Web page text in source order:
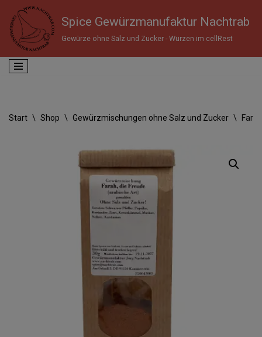
Zum
Inhalt
springen
Spice Gewürzmanufaktur Nachtrab
Gewürze ohne Salz und Zucker - Würzen im cellRest
Start \ Shop \ Gewürzmischungen ohne Salz und Zucker \